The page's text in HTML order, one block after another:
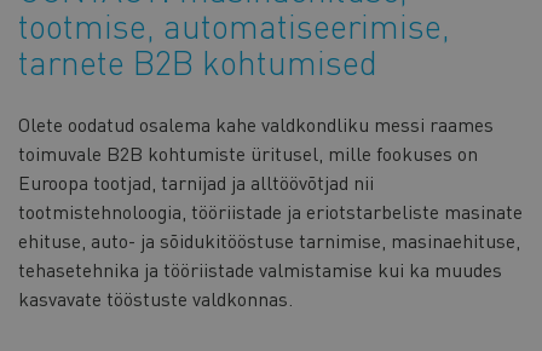
tootmise, automatiseerimise,
tarnete B2B kohtumised
Olete oodatud osalema kahe valdkondliku messi raames
toimuvale B2B kohtumiste üritusel, mille fookuses on
Euroopa tootjad, tarnijad ja alltöövõtjad nii
tootmistehnoloogia, tööriistade ja eriotstarbeliste masinate
ehituse, auto- ja sõidukitööstuse tarnimise, masinaehituse,
tehasetehnika ja tööriistade valmistamise kui ka muudes
kasvavate tööstuste valdkonnas.